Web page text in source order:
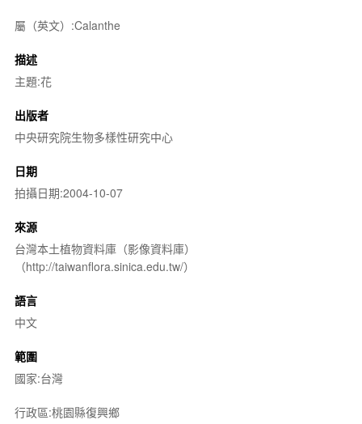
屬（英文）:Calanthe
描述
主題:花
出版者
中央研究院生物多樣性研究中心
日期
拍攝日期:2004-10-07
來源
台灣本土植物資料庫（影像資料庫）
（http://taiwanflora.sinica.edu.tw/）
語言
中文
範圍
國家:台灣
行政區:桃園縣復興鄉